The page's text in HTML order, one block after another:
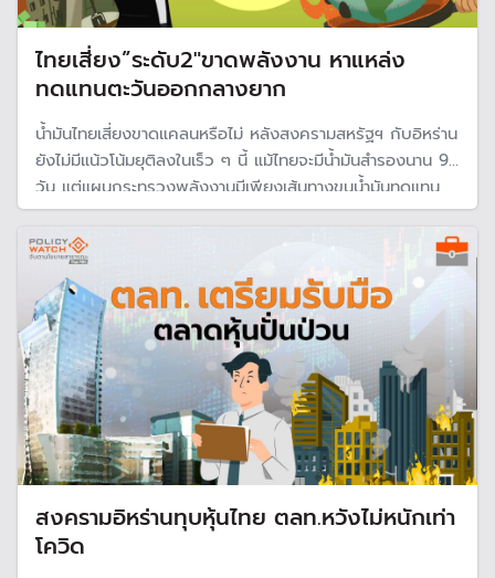
ไทยเสี่ยง”ระดับ2″ขาดพลังงาน หาแหล่ง
ทดแทนตะวันออกกลางยาก
น้ำมันไทยเสี่ยงขาดแคลนหรือไม่ หลังสงครามสหรัฐฯ กับอิหร่าน
ยังไม่มีแน้วโน้มยุติลงในเร็ว ๆ นี้ แม้ไทยจะมีน้ำมันสำรองนาน 95
วัน แต่แผนกระทรวงพลังงานมีเพียงเส้นทางขนน้ำมันทดแทน
จากท่าเรือในทะเลแดง ซึ่งไม่ชัดเจนว่าเพียงพอแค่ไหน ขณะที่
การจัดหาน้ำมันจากแหล่งอื่นยังไม่มีรายละเอียดชัดเจน
สงครามอิหร่านทุบหุ้นไทย ตลท.หวังไม่หนักเท่า
โควิด